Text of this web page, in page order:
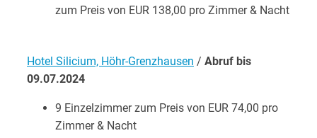
zum Preis von EUR 138,00 pro Zimmer & Nacht
Hotel Silicium, Höhr-Grenzhausen / Abruf bis
09.07.2024
9 Einzelzimmer zum Preis von EUR 74,00 pro
Zimmer & Nacht